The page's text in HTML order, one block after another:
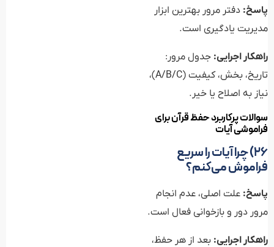
پاسخ: دفتر مرور بهترین ابزار
مدیریت یادگیری است.
راهکار اجرایی: جدول مرور:
تاریخ، بخش، کیفیت (A/B/C)،
نیاز به اصلاح یا خیر.
سوالات پرکاربرد حفظ قرآن برای
فراموشی آیات
۲۶) چرا آیات را سریع
فراموش می‌کنم؟
پاسخ: علت اصلی، عدم انجام
مرور دور و بازخوانی فعال است.
راهکار اجرایی: بعد از هر حفظ،